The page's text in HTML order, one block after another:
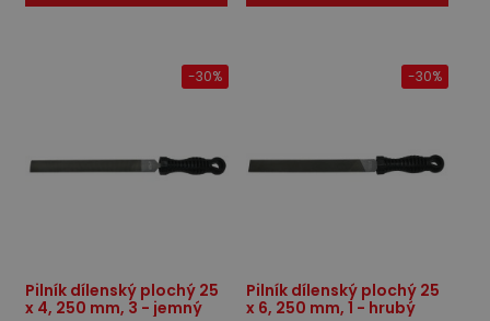
Pilník dílenský plochý 25
x 4, 250 mm, 3 - jemný
-30%
Pilník dílenský plochý 25
x 6, 250 mm, 1 - hrubý
-30%